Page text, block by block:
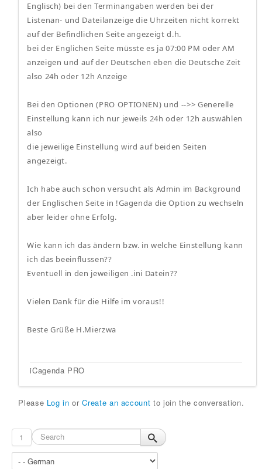
Englisch) bei den Terminangaben werden bei der
Listenan- und Dateilanzeige die Uhrzeiten nicht korrekt
auf der Befindlichen Seite angezeigt d.h.
bei der Englichen Seite müsste es ja 07:00 PM oder AM
anzeigen und auf der Deutschen eben die Deutsche Zeit
also 24h oder 12h Anzeige
Bei den Optionen (PRO OPTIONEN) und -->> Generelle
Einstellung kann ich nur jeweils 24h oder 12h auswählen
also
die jeweilige Einstellung wird auf beiden Seiten
angezeigt.
Ich habe auch schon versucht als Admin im Background
der Englischen Seite in !Gagenda die Option zu wechseln
aber leider ohne Erfolg.
Wie kann ich das ändern bzw. in welche Einstellung kann
ich das beeinflussen??
Eventuell in den jeweiligen .ini Datein??
Vielen Dank für die Hilfe im voraus!!
Beste Grüße H.Mierzwa
iCagenda PRO
Please Log in orCreate an account to join the conversation.
1